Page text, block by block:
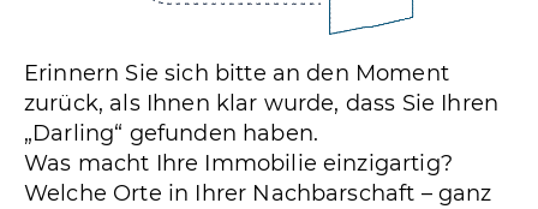
Erinnern Sie sich bitte an den Moment
zurück, als Ihnen klar wurde, dass Sie Ihren
„Darling“ gefunden haben.
Was macht Ihre Immobilie einzigartig?
Welche Orte in Ihrer Nachbarschaft – ganz